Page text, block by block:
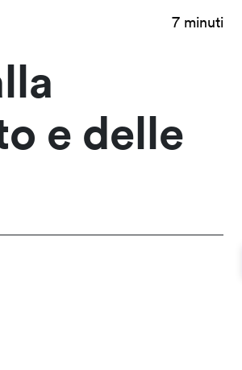
7 minuti
e delle